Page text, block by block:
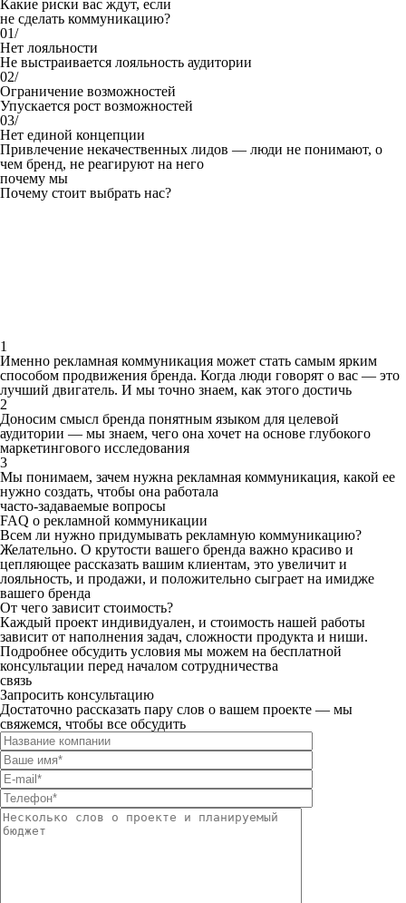
Какие риски вас ждут, если
не сделать коммуникацию?
01/
Нет лояльности
Не выстраивается лояльность аудитории
02/
Ограничение возможностей
Упускается рост возможностей
03/
Нет единой концепции
Привлечение некачественных лидов — люди не понимают, о
чем бренд, не реагируют на него
почему мы
Почему стоит выбрать нас?
1
Именно рекламная коммуникация может стать самым ярким
способом продвижения бренда. Когда люди говорят о вас — это
лучший двигатель. И мы точно знаем, как этого достичь
2
Доносим смысл бренда понятным языком для целевой
аудитории — мы знаем, чего она хочет на основе глубокого
маркетингового исследования
3
Мы понимаем, зачем нужна рекламная коммуникация, какой ее
нужно создать, чтобы она работала
часто-задаваемые вопросы
FAQ о рекламной коммуникации
Всем ли нужно придумывать рекламную коммуникацию?
Желательно. О крутости вашего бренда важно красиво и
цепляющее рассказать вашим клиентам, это увеличит и
лояльность, и продажи, и положительно сыграет на имидже
вашего бренда
От чего зависит стоимость?
Каждый проект индивидуален, и стоимость нашей работы
зависит от наполнения задач, сложности продукта и ниши.
Подробнее обсудить условия мы можем на бесплатной
консультации перед началом сотрудничества
связь
Запросить консультацию
Достаточно рассказать пару слов о вашем проекте — мы
свяжемся, чтобы все обсудить